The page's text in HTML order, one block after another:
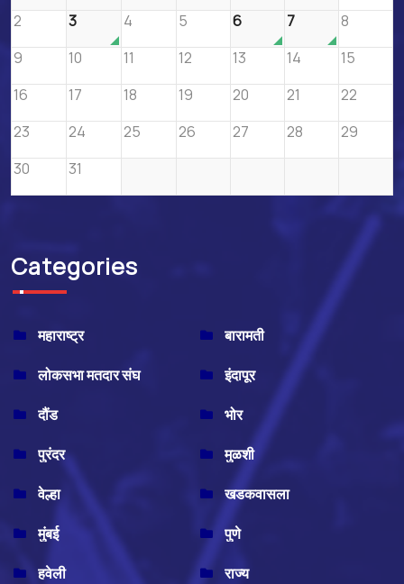
2
3 4 5 6 7
8
9
10 11 12 13 14
15
16
17 18 19 20 21
22
23
24 25 26 27 28
29
30
31
Categories
महाराष्ट्र
बारामती
लोकसभा मतदार संघ
इंदापूर
दौंड
भोर
पुरंदर
मुळशी
वेल्हा
खडकवासला
मुंबई
पुणे
हवेली
राज्य